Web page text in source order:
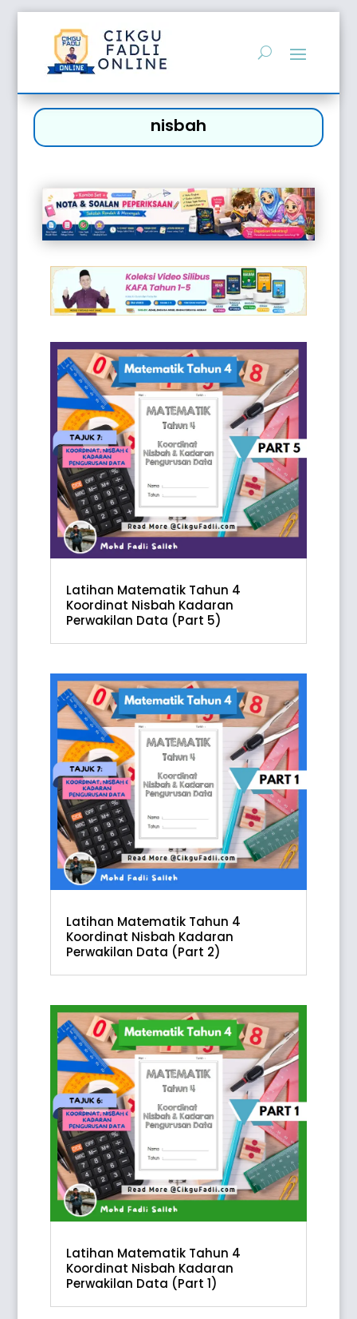
nisbah
Latihan Matematik Tahun 4
Koordinat Nisbah Kadaran
Perwakilan Data (Part 5)
Latihan Matematik Tahun 4
Koordinat Nisbah Kadaran
Perwakilan Data (Part 2)
Latihan Matematik Tahun 4
Koordinat Nisbah Kadaran
Perwakilan Data (Part 1)